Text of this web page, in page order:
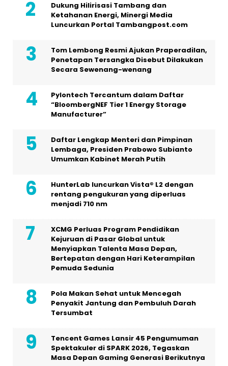
Dukung Hilirisasi Tambang dan
Ketahanan Energi, Minergi Media
Luncurkan Portal Tambangpost.com
Tom Lembong Resmi Ajukan Praperadilan,
Penetapan Tersangka Disebut Dilakukan
Secara Sewenang-wenang
Pylontech Tercantum dalam Daftar
“BloombergNEF Tier 1 Energy Storage
Manufacturer”
Daftar Lengkap Menteri dan Pimpinan
Lembaga, Presiden Prabowo Subianto
Umumkan Kabinet Merah Putih
HunterLab luncurkan Vista® L2 dengan
rentang pengukuran yang diperluas
menjadi 710 nm
XCMG Perluas Program Pendidikan
Kejuruan di Pasar Global untuk
Menyiapkan Talenta Masa Depan,
Bertepatan dengan Hari Keterampilan
Pemuda Sedunia
Pola Makan Sehat untuk Mencegah
Penyakit Jantung dan Pembuluh Darah
Tersumbat
Tencent Games Lansir 45 Pengumuman
Spektakuler di SPARK 2026, Tegaskan
Masa Depan Gaming Generasi Berikutnya